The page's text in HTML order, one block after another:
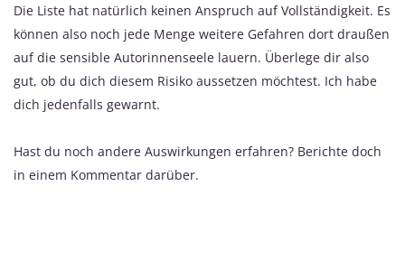
Die Liste hat natürlich keinen Anspruch auf Vollständigkeit. Es
können also noch jede Menge weitere Gefahren dort draußen
auf die sensible Autorinnenseele lauern. Überlege dir also
gut, ob du dich diesem Risiko aussetzen möchtest. Ich habe
dich jedenfalls gewarnt.
Hast du noch andere Auswirkungen erfahren? Berichte doch
in einem Kommentar darüber.